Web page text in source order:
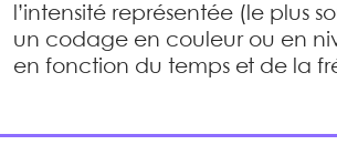
l’intensité représentée (le plus
un codage en couleur ou en
en fonction du temps et de la